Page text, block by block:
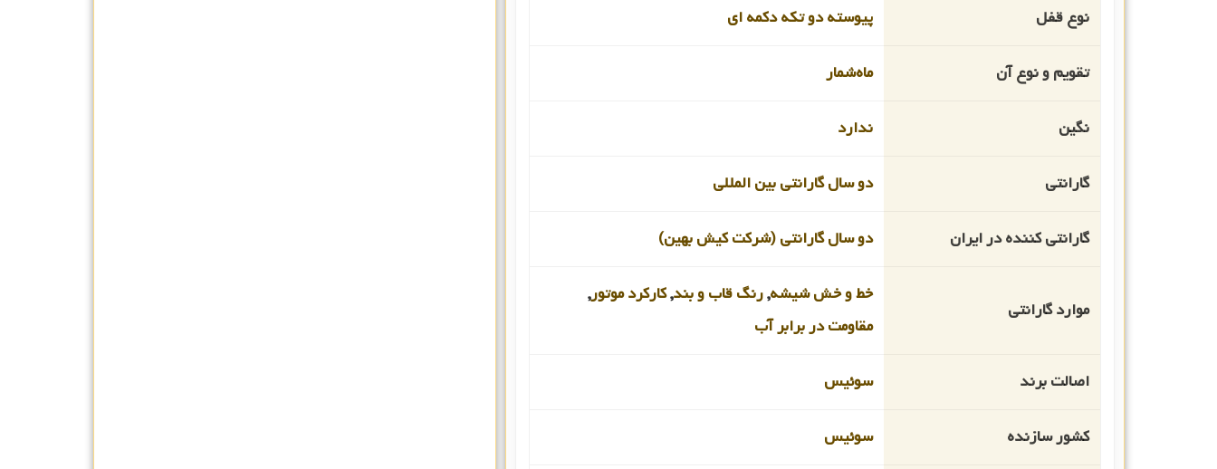
نوع قفل پیوسته دو تکه دکمه ای
تقویم و نوع آن ماه‌شمار
نگین ندارد
گارانتی دو سال گارانتی بین المللی
گارانتی کننده در ایران دو سال گارانتی (شرکت کیش بهین)
موارد گارانتی
خط و خش شیشه,رنگ قاب و بند,کارکرد موتور,
مقاومت در برابر آب
اصالت برند سوئیس
کشور سازنده سوئیس